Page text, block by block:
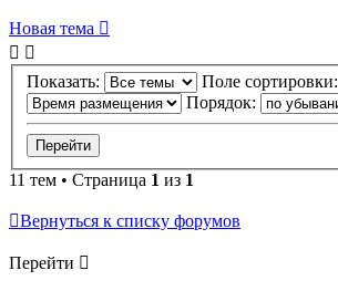
Новая тема
Показать:
Поле сортировки:
Порядок:
11 тем • Страница 1 из 1
Вернуться к списку форумов
Перейти